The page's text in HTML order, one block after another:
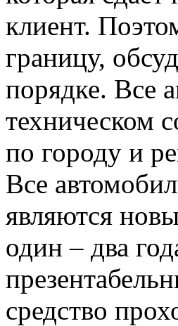
клиент.
границу,
порядке. Все
техническом
по городу и
Все
являются
один – два
средство